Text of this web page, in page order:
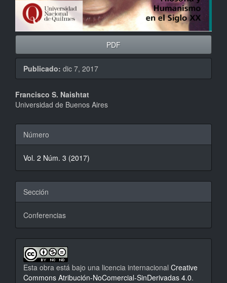
PDF
Publicado: dic 7, 2017
Contenido
principal
del
artículo
Francisco S. Naishtat
Universidad de Buenos Aires
Detalles
del
artículo
Número
Vol. 2 Núm. 3 (2017)
Sección
Conferencias
Esta obra está bajo una licencia internacional Creative
Commons Atribución-NoComercial-SinDerivadas 4.0.